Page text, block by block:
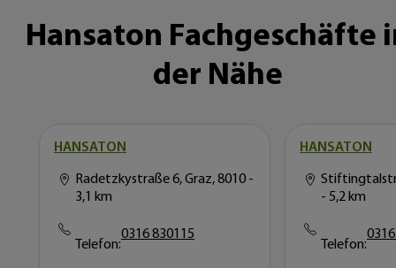
Hansaton Fachgeschäfte
der Nähe
HANSATON
Radetzkystraße 6, Graz, 8010 -
3,1 km
Telefon:
0316 830115
HANSATON
- 5,2 km
Telefon: